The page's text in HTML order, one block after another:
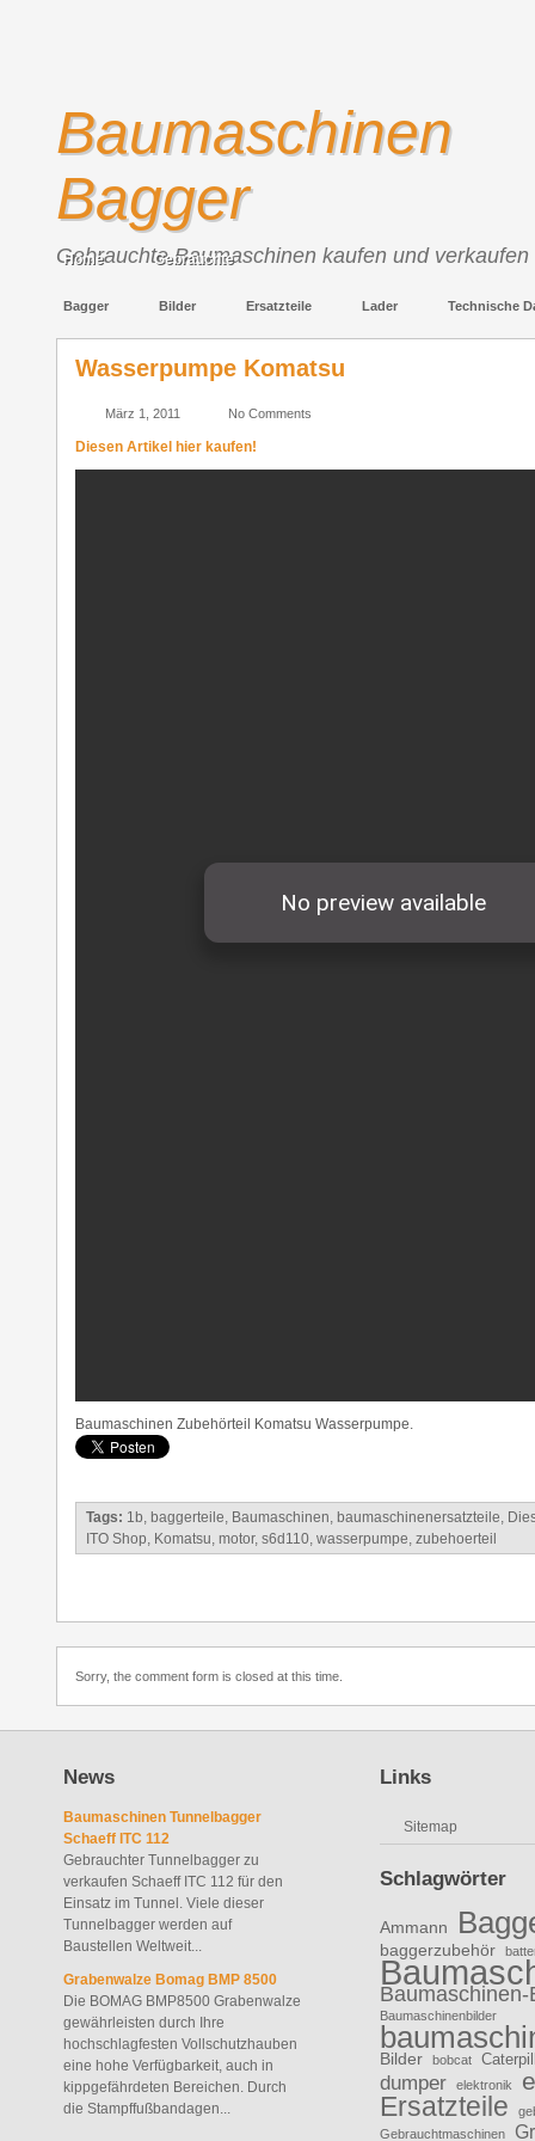
Baumaschinen
Bagger
Gebrauchte Baumaschinen kaufen und verkaufen
Home Gebrauchte
Bagger Bilder Ersatzteile Lader Technische
Wasserpumpe Komatsu
März 1, 2011 No Comments
Diesen Artikel hier kaufen!
Baumaschinen Zubehörteil Komatsu Wasserpumpe.
Tags: 1b, baggerteile, Baumaschinen, baumaschinenersatzteile,
ITO Shop, Komatsu, motor, s6d110, wasserpumpe, zubehoerteil
Sorry, the comment form is closed at this time.
News
Baumaschinen Tunnelbagger
Schaeff ITC 112
Gebrauchter Tunnelbagger zu
verkaufen Schaeff ITC 112 für den
Einsatz im Tunnel. Viele dieser
Tunnelbagger werden auf
Baustellen Weltweit...
Grabenwalze Bomag BMP 8500
Die BOMAG BMP8500 Grabenwalze
gewährleisten durch Ihre
hochschlagfesten Vollschutzhauben
eine hohe Verfügbarkeit, auch in
kippgefährdeten Bereichen. Durch
die Stampffußbandagen...
Links
Sitemap
Schlagwörter
Ammann
baggerzubehör
Baumaschinen-
Baumaschinenbilder
Bilder bobcat
dumper elektronik
Ersatzteile
Gebrauchtmaschinen